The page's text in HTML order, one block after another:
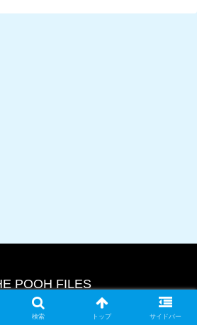
POOH FILES
THE POOH FILES.
検索 トップ サイドバー